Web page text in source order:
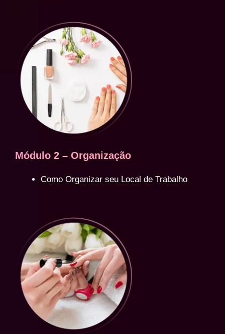
Módulo 2 – Organização
Como Organizar seu Local de Trabalho